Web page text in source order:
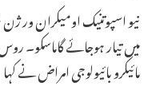
میں تیار ہوجائے گاماسکو۔
مائیکرو بائیولوجی امراض نے کہا